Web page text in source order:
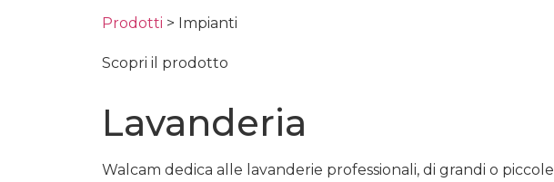
Prodotti > Impianti
Scopri il prodotto
Lavanderia
Walcam dedica alle lavanderie professionali, di grandi o piccole